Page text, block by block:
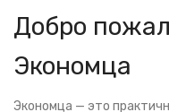
Добро
Экономца
Экономца — это